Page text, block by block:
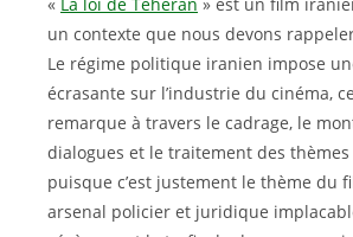
un contexte que nous devons
Le régime politique iranien impose
écrasante sur l’industrie du cinéma,
remarque à travers le cadrage, le
dialogues et le traitement des thèmes
puisque c’est justement le thème du
arsenal policier et juridique